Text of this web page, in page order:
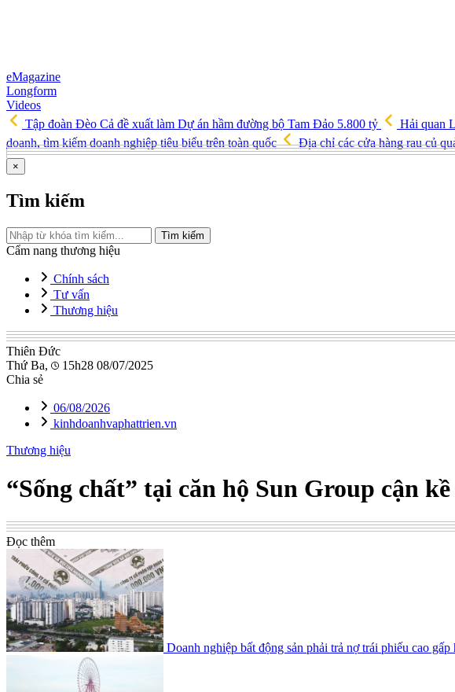
eMagazine
Longform
Videos
Tập đoàn Đèo Cả đề xuất làm Dự án hầm đường bộ Tam Đảo 5.800 tỷ
Hải quan
doanh, tìm kiếm doanh nghiệp tiêu biểu trên toàn quốc
Địa chỉ các cửa hàng rau củ
×
Tìm kiếm
Tìm kiếm
Cẩm nang thương hiệu
Chính sách
Tư vấn
Thương hiệu
Thiên Đức
Thứ Ba,
15h28 08/07/2025
Chia sẻ
06/08/2026
kinhdoanhvaphattrien.vn
Thương hiệu
“Sống chất” tại căn hộ Sun Group cận
Đọc thêm
Doanh nghiệp bất động sản phải trả nợ trái phiếu cao